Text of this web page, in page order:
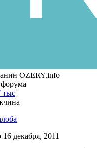
тыс
16 декабря, 2011